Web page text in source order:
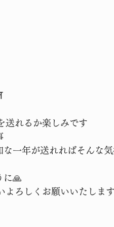
送れるか楽しみです
一年が送れればそんな
に🙏
よろしくお願いいたしま